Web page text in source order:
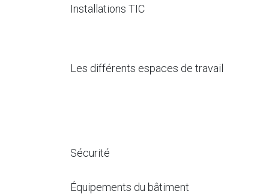
Installations TIC
Les différents espaces de travail
Sécurité
Équipements du bâtiment